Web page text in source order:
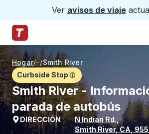
Ver avisos de viaje
Página de inicio de Trailways
Hogar/ /Smith River
Curbside Stop
Smith River -
parada de autobús
DIRECCIÓN N Indian Rd. ,
Smith River, CA